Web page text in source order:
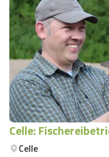
Celle:
Celle